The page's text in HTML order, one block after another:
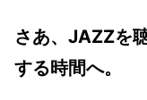
さあ、JAZZを
する時間へ。